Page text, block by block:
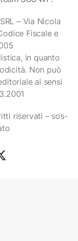
– Via Nicola
Fiscale e
in quanto
Non può
ai sensi
riservati – sos-